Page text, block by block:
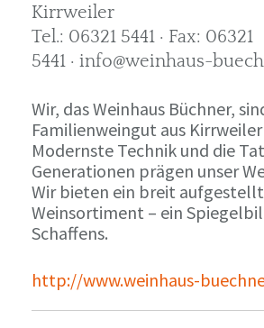
Kirrweiler
Tel.: 06321 5441 · Fax: 06321
5441 · info@weinhaus-
Wir, das Weinhaus Büchner,
Familienweingut aus
Modernste Technik und die
Generationen prägen unser
Wir bieten ein breit
Weinsortiment – ein
Schaffens.
http://www.weinhaus-